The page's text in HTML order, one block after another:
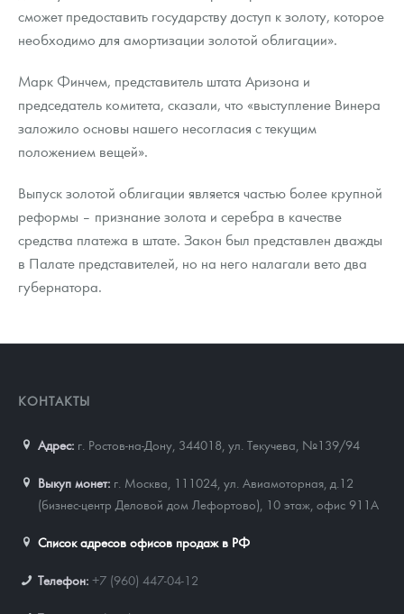
сможет предоставить государству доступ к золоту, которое
необходимо для амортизации золотой облигации».
Марк Финчем, представитель штата Аризона и
председатель комитета, сказали, что «выступление Винера
заложило основы нашего несогласия с текущим
положением вещей».
Выпуск золотой облигации является частью более крупной
реформы – признание золота и серебра в качестве
средства платежа в штате. Закон был представлен дважды
в Палате представителей, но на него налагали вето два
губернатора.
КОНТАКТЫ
Адрес: г. Ростов-на-Дону, 344018 ул. Текучева, №139/94
Выкуп монет: г. Москва, 111024, ул. Авиамоторная, д.12
(бизнес-центр Деловой дом Лефортово), 10 этаж, офис 911А
Список адресов офисов продаж в РФ
Телефон: +7 (960) 447-04-12